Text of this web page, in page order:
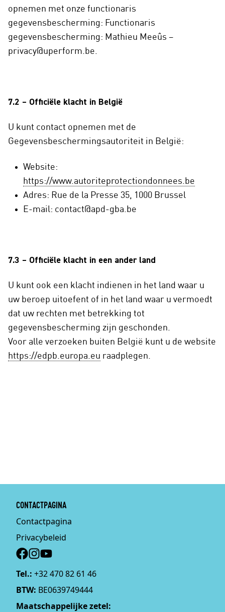
opnemen met onze functionaris
gegevensbescherming: Functionaris
gegevensbescherming: Mathieu Meeûs –
privacy@uperform.be.
7.2 – Officiële klacht in België
U kunt contact opnemen met de
Gegevensbeschermingsautoriteit in België:
Website:
https://www.autoriteprotectiondonnees.be
Adres: Rue de la Presse 35, 1000 Brussel
E-mail: contact@apd-gba.be
7.3 – Officiële klacht in een ander land
U kunt ook een klacht indienen in het land waar u
uw beroep uitoefent of in het land waar u vermoedt
dat uw rechten met betrekking tot
gegevensbescherming zijn geschonden.
Voor alle verzoeken buiten België kunt u de website
https://edpb.europa.eu raadplegen.
CONTACTPAGINA
Contactpagina
Privacybeleid
Social
Tel.: +32 470 82 61 46
BTW: BE0639749444
Maatschappelijke zetel: